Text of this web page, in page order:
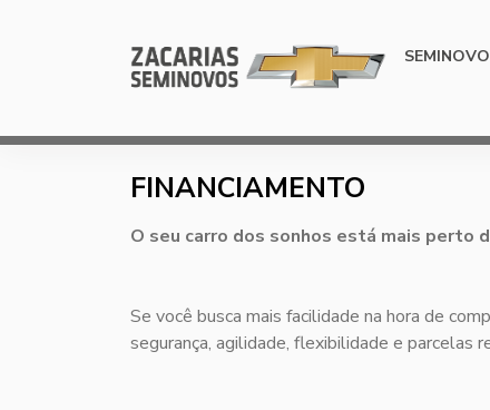
FINANCIAMENTO
O seu carro dos sonhos está mais perto
Se você busca mais facilidade na hora de
segurança, agilidade, flexibilidade e parcelas